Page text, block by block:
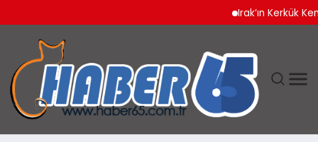
Irak’ın Kerkük